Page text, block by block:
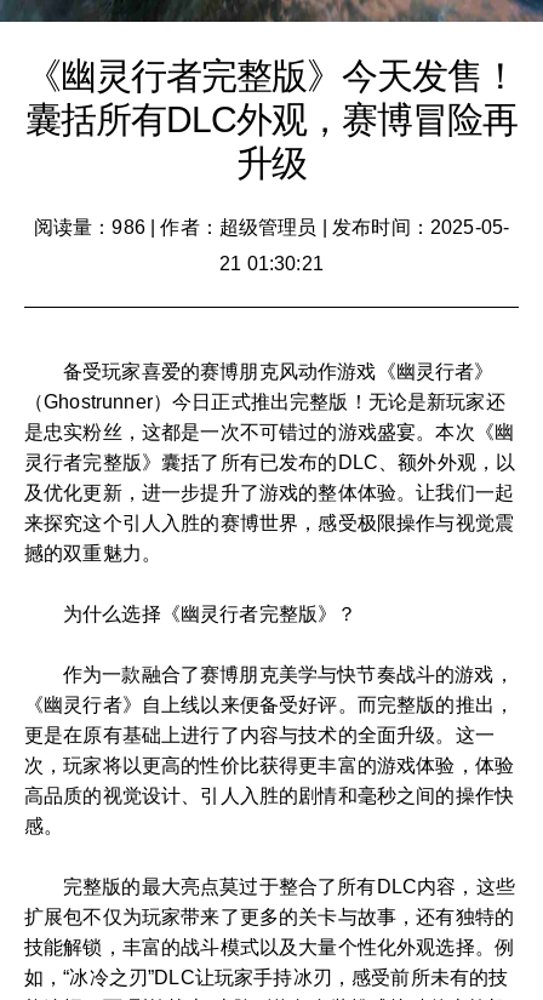
《幽灵行者完整版》今天发售！
囊括所有DLC外观，赛博冒险再
升级
阅读量：986|作者：超级管理员
发布时间：2025-05-
21 01:30:21
备受玩家喜爱的赛博朋克风动作游戏《幽灵行者》
（Ghostrunner）今日正式推出完整版！无论是新玩家还
是忠实粉丝，这都是一次不可错过的游戏盛宴。本次《幽
灵行者完整版》囊括了所有已发布的DLC、额外外观，以
及优化更新，进一步提升了游戏的整体体验。让我们一起
来探究这个引人入胜的赛博世界，感受极限操作与视觉震
撼的双重魅力。
为什么选择《幽灵行者完整版》？
作为一款融合了赛博朋克美学与快节奏战斗的游戏，
《幽灵行者》自上线以来便备受好评。而完整版的推出，
更是在原有基础上进行了内容与技术的全面升级。这一
次，玩家将以更高的性价比获得更丰富的游戏体验，体验
高品质的视觉设计、引人入胜的剧情和毫秒之间的操作快
感。
完整版的最大亮点莫过于整合了所有DLC内容，这些
扩展包不仅为玩家带来了更多的关卡与故事，还有独特的
技能解锁，丰富的战斗模式以及大量个性化外观选择。例
如，“冰冷之刃”DLC让玩家手持冰刃，感受前所未有的技